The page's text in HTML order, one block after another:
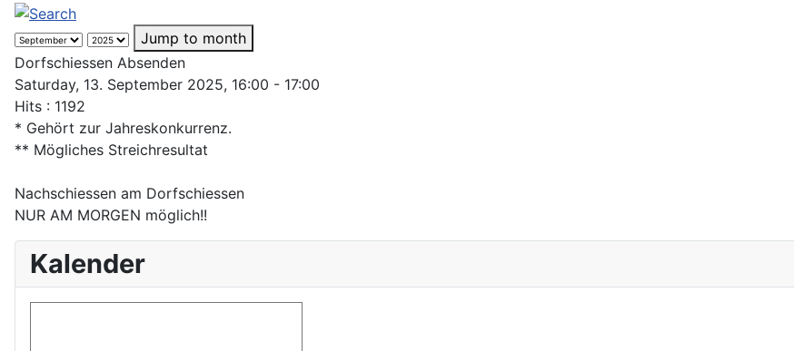
Jump to month
Dorfschiessen Absenden
Saturday, 13. September 2025, 16:00 - 17:00
Hits : 1192
* Gehört zur Jahreskonkurrenz.
** Mögliches Streichresultat
Nachschiessen am Dorfschiessen
NUR AM MORGEN möglich!!
Kalender